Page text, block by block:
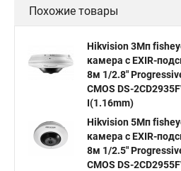
Камера видеонаблюдения hikvision
Hikvision купить Hikvision
Hikvision poe
Hikvision 2 8 mm Hikvision camera
Видеонаблюдение
Похожие товары
Hikvision 3Мп
камера c EXIR-
8м 1/2.8"
CMOS DS-
I(1.16mm)
Hikvision 5Мп
камера c EXIR-
8м 1/2.5"
CMOS DS-